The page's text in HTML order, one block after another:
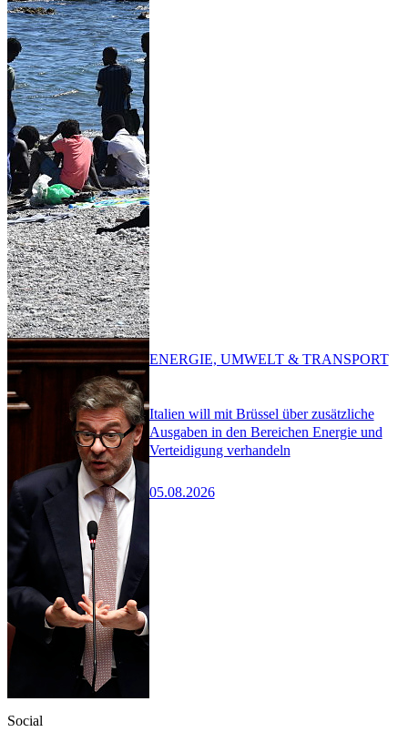
Italien will mit Brüssel über zusätzliche
Ausgaben in den Bereichen Energie und
Verteidigung verhandeln
05.08.2026
ENERGIE, UMWELT & TRANSPORT
Social